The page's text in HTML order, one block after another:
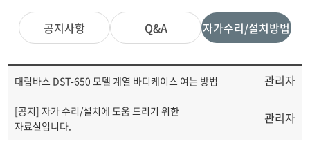
공지사항 Q&A 자가수리/설치방법
대림바스 DST-650 모델 계열 바디케이스 여는 방법 관리자
[공지] 자가 수리/설치에 도움 드리기 위한
자료실입니다.
관리자